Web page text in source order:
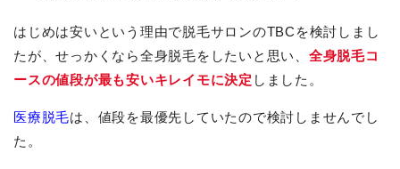
はじめは安いという理由で脱毛サロンのTBCを検討しまし
たが、せっかくなら全身脱毛をしたいと思い、 全身脱毛コ
ースの値段が最も安いキレイモに決定 しました。
医療脱毛は、値段を最優先していたので検討しませんでし
た。